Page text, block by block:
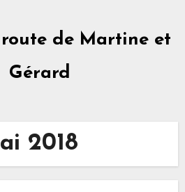
de Martine et
Gérard
2018